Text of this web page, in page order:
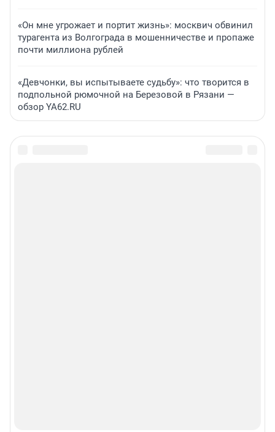
«Он мне угрожает и портит жизнь»: москвич обвинил
турагента из Волгограда в мошенничестве и пропаже
почти миллиона рублей
«Девчонки, вы испытываете судьбу»: что творится в
подпольной рюмочной на Березовой в Рязани —
обзор YA62.RU